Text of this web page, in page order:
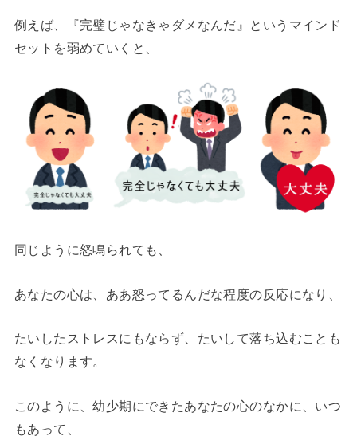
例えば、『完璧じゃなきゃダメなんだ』というマインド
セットを弱めていくと、
同じように怒鳴られても、
あなたの心は、ああ怒ってるんだな程度の反応になり、
たいしたストレスにもならず、たいして落ち込むことも
なくなります。
このように、幼少期にできたあなたの心のなかに、いつ
もあって、